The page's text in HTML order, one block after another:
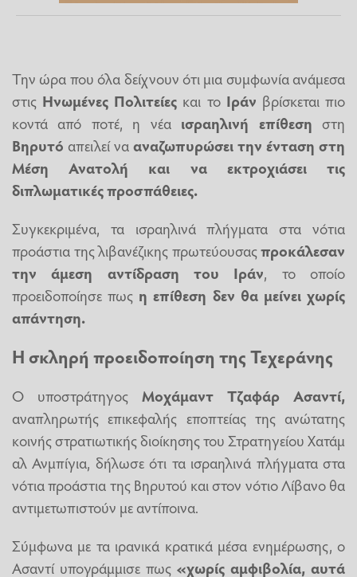
Την ώρα που όλα δείχνουν ότι μια συμφωνία ανάμεσα
στις Ηνωμένες Πολιτείες και το Ιράν βρίσκεται πιο
κοντά από ποτέ, η νέα ισραηλινή επίθεση στη
Βηρυτό απειλεί νααναζωπυρώσει την ένταση στη
Μέση Ανατολή και να εκτροχιάσει τις
διπλωματικές προσπάθειες.
Συγκεκριμένα, τα ισραηλινά πλήγματα στα νότια
προάστια της λιβανέζικης πρωτεύουσαςπροκάλεσαν
την άμεση αντίδραση του Ιράν, το οποίο
προειδοποίησε πως η επίθεση δεν θα μείνει χωρίς
απάντηση.
Η σκληρή προειδοποίηση της Τεχεράνης
Ο υποστράτηγος Μοχάμαντ Τζαφάρ Ασαντί,
αναπληρωτής επικεφαλής εποπτείας της ανώτατης
κοινής στρατιωτικής διοίκησης του Στρατηγείου Χατάμ
αλ Ανμπίγια, δήλωσε ότι τα ισραηλινά πλήγματα στα
νότια προάστια της Βηρυτού και στον νότιο Λίβανο θα
αντιμετωπιστούν με αντίποινα.
Σύμφωνα με τα ιρανικά κρατικά μέσα ενημέρωσης, ο
Ασαντί υπογράμμισε πως «χωρίς αμφιβολία, αυτά